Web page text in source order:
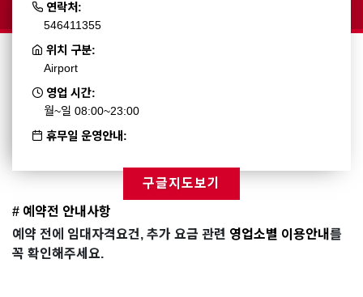
연락처:
546411355
위치 구분:
Airport
영업 시간:
월~일 08:00~23:00
휴무일 운영안내:
구글지도보기
# 예약전 안내사항
예약 전에 임대자격요건, 추가 요금 관련 영업소별 이용안내 를
꼭 확인해주세요.